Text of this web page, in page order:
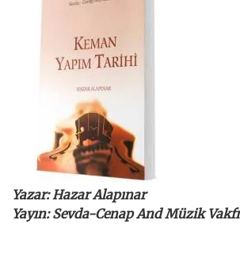
Yazar: Hazar Alapınar
Yayın: Sevda-Cenap And Müzik Vakfı